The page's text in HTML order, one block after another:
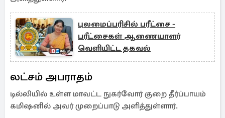
புலமைப்பரிசில் பரீட்சை -
பரீட்சைகள் ஆணையாளர்
வெளியிட்ட தகவல்
லட்சம் அபராதம்
டில்லியில் உள்ள மாவட்ட நுகர்வோர் குறை தீர்ப்பாயம்
கமிஷனில் அவர் முறைப்பாடு அளித்துள்ளார்.